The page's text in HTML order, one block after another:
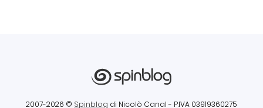
2007-2026 © Spinblog di Nicolò Canal - P.IVA 03919360275